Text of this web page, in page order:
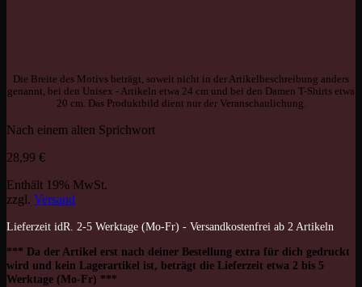
Die Breite des Motivs beträgt, soweit nicht in der Artikelbeschreibung anders
genannt, bei den Unisex - Artikeln etwa 24 cm und bei den Damen T-Shirts etwa
20 cm. Das Produktbild dient nur der Veranschaulichung.
Nach einem alten Sprichwort
28,99 €
Enthält 19% MwSt.
zzgl. Versand
Lieferzeit idR. 2-5 Werktage (Mo-Fr) - Versandkostenfrei ab 2 Artikeln
*** Da der Artikel erst nach deiner Bestellung extra für dich gedruckt
wird und kein Lagerartikel ist, beträgt die Lieferzeit etwa 2 bis 5
Werktage (Mo-Fr) ***